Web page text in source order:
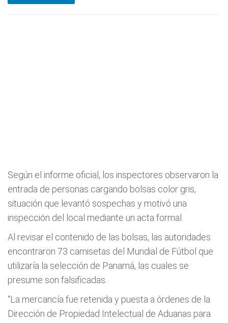
Según el informe oficial, los inspectores observaron la
entrada de personas cargando bolsas color gris,
situación que levantó sospechas y motivó una
inspección del local mediante un acta formal.
Al revisar el contenido de las bolsas, las autoridades
encontraron 73 camisetas del Mundial de Fútbol que
utilizaría la selección de Panamá, las cuales se
presume son falsificadas.
“La mercancía fue retenida y puesta a órdenes de la
Dirección de Propiedad Intelectual de Aduanas para